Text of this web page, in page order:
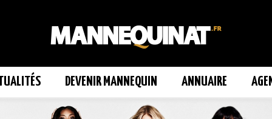
DEVENIR MANNEQUIN ANNUAIRE